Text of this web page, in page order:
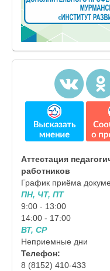
Аттестация
работников
График приёма
ПН, ЧТ, ПТ
9:00 - 13:00
14:00 - 17:00
ВТ, СР
Неприемные дни
Телефон:
8 (8152) 410-433